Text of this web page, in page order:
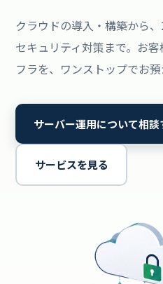
クラウドの導入・構築から
セキュリティ対策まで。お
フラを、ワンストップでお預
サーバー運用について相談
サービスを見る